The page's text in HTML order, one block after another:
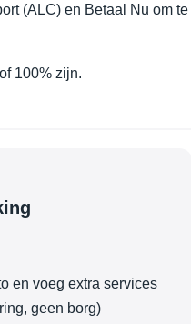
(ALC) en Betaal Nu om
100% zijn.
en voeg extra services
geen borg)